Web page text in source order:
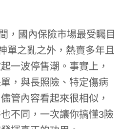
，國內保險市場最受矚目
單之亂之外，熱賣多年且
一波停售潮。事實上，
，與長照險、特定傷病
管內容看起來很相似，
不同，一次讓你搞懂3險